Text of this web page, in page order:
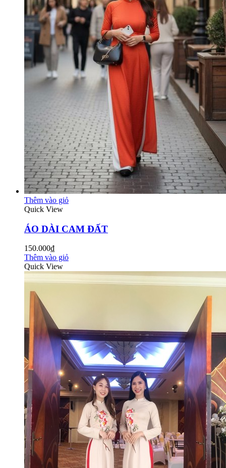
Thêm vào giỏ
Quick View
ÁO DÀI CAM ĐẤT
150.000₫
Thêm vào giỏ
Quick View